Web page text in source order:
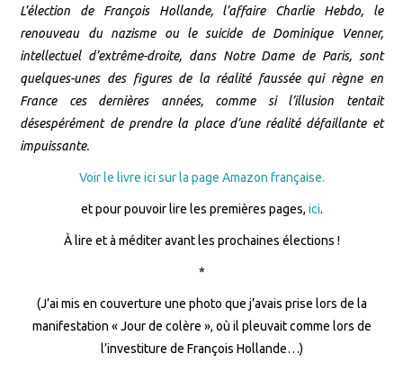
L’élection de François Hollande, l’affaire Charlie Hebdo, le
renouveau du nazisme ou le suicide de Dominique Venner,
intellectuel d’extrême-droite, dans Notre Dame de Paris, sont
quelques-unes des figures de la réalité faussée qui règne en
France ces dernières années, comme si l’illusion tentait
désespérément de prendre la place d’une réalité défaillante et
impuissante.
Voir le livre ici sur la page Amazon française.
et pour pouvoir lire les premières pages, ici.
À lire et à méditer avant les prochaines élections !
*
(J’ai mis en couverture une photo que j’avais prise lors de la
manifestation « Jour de colère », où il pleuvait comme lors de
l’investiture de François Hollande…)